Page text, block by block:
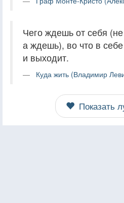
Чего ждешь от себя
а ждешь), во что в
и выходит.
Куда жить (Владимир
Показать